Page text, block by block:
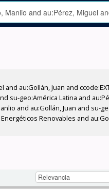
and au:Gollán, Juan and
su-geo:América Latina and
and au:Gollán, Juan and su-
Renovables and